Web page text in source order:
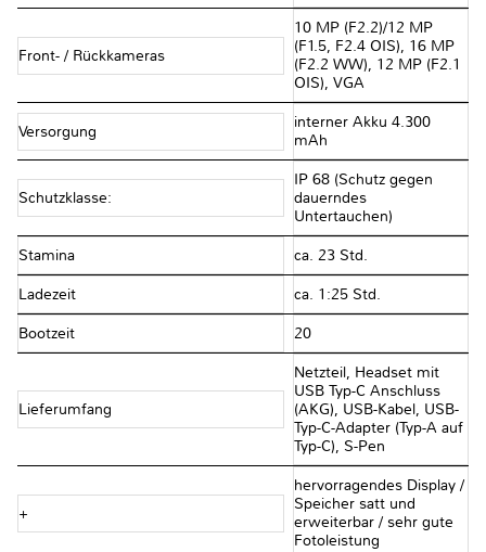
Front- / Rückkameras
10 MP (F2.2)/12 MP
(F1.5, F2.4 OIS), 16 MP
(F2.2 WW), 12 MP (F2.1
OIS), VGA
Versorgung
interner Akku 4.300
mAh
Schutzklasse:
IP 68 (Schutz gegen
dauerndes
Untertauchen)
Stamina ca. 23 Std.
Ladezeit ca. 1:25 Std.
Bootzeit 20
Lieferumfang
Netzteil, Headset mit
USB Typ-C Anschluss
(AKG), USB-Kabel, USB-
Typ-C-Adapter (Typ-A auf
Typ-C), S-Pen
+
hervorragendes Display /
Speicher satt und
erweiterbar / sehr gute
Fotoleistung